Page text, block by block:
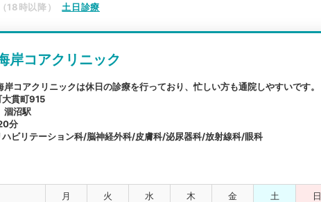
18時以降） 土日診療
岸コアクリニック
コアクリニックは休日の診療を行っており、忙しい方も通院しやすいです。
大貫町915
沼駅
分
ビリテーション科/脳神経外科/皮膚科/泌尿器科/放射線科/眼科
月 火 水 木 金 土 日